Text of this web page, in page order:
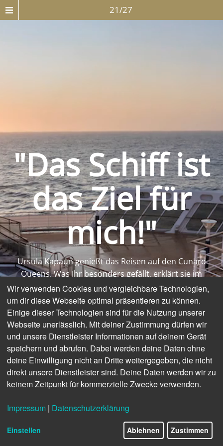
21/27
"Das Schiff ist
das Ziel für
mich!"
Ursula Kapaun genießt das Reisen auf den Cunard
Queens. Was Ihr besonders gefällt, erklärt sie im
Video ...
Wir verwenden Cookies und vergleichbare Technologien,
um dir diese Webseite optimal präsentieren zu können.
Einige dieser Technologien sind für die Nutzung unserer
Webseite unerlässlich. Mit deiner Zustimmung dürfen wir
und unsere Dienstleister Informationen auf deinem Gerät
speichern und abrufen. Dabei werden deine Daten ohne
deine Einwilligung nicht an Dritte weitergegeben, die nicht
direkt unsere Dienstleister sind. Deine Daten werden wir zu
keinem Zeitpunkt für kommerzielle Zwecke verwenden.
Impressum | Datenschutzerklärung
Einstellen Ablehnen Zustimmen